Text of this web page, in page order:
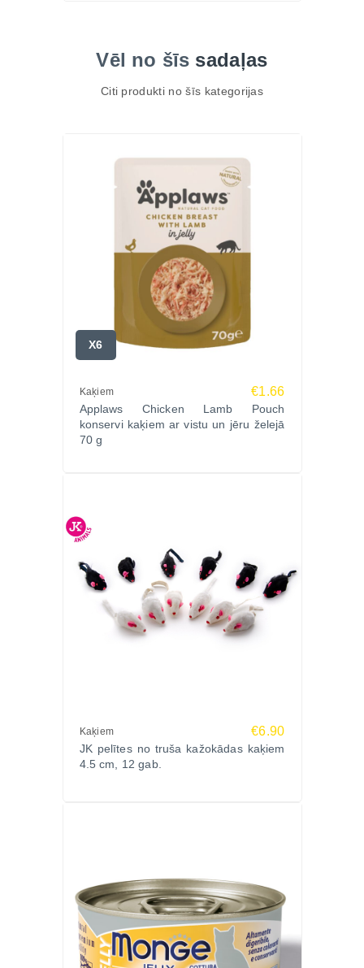
Vēl no šīs sadaļas
Citi produkti no šīs kategorijas
X6
Kaķiem €1.66
Applaws Chicken Lamb Pouch
konservi kaķiem ar vistu un jēru želejā
70 g
Kaķiem €6.90
JK pelītes no truša kažokādas kaķiem
4.5 cm, 12 gab.